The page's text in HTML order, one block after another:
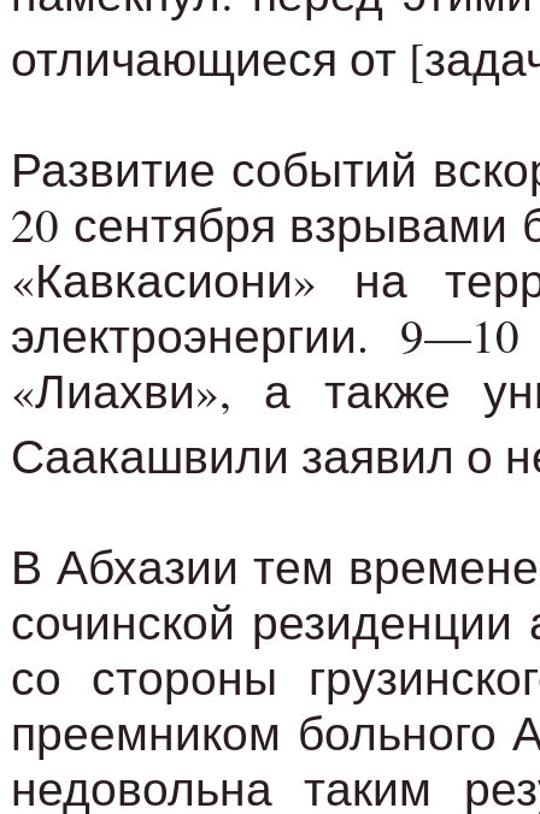
отличающиеся от
Развитие событий
20 сентября взрывами
«Кавкасиони» на
электроэнергии.
«Лиахви», а также
Саакашвили заявил о
В Абхазии тем
сочинской
со стороны
преемником больного
недовольна таким